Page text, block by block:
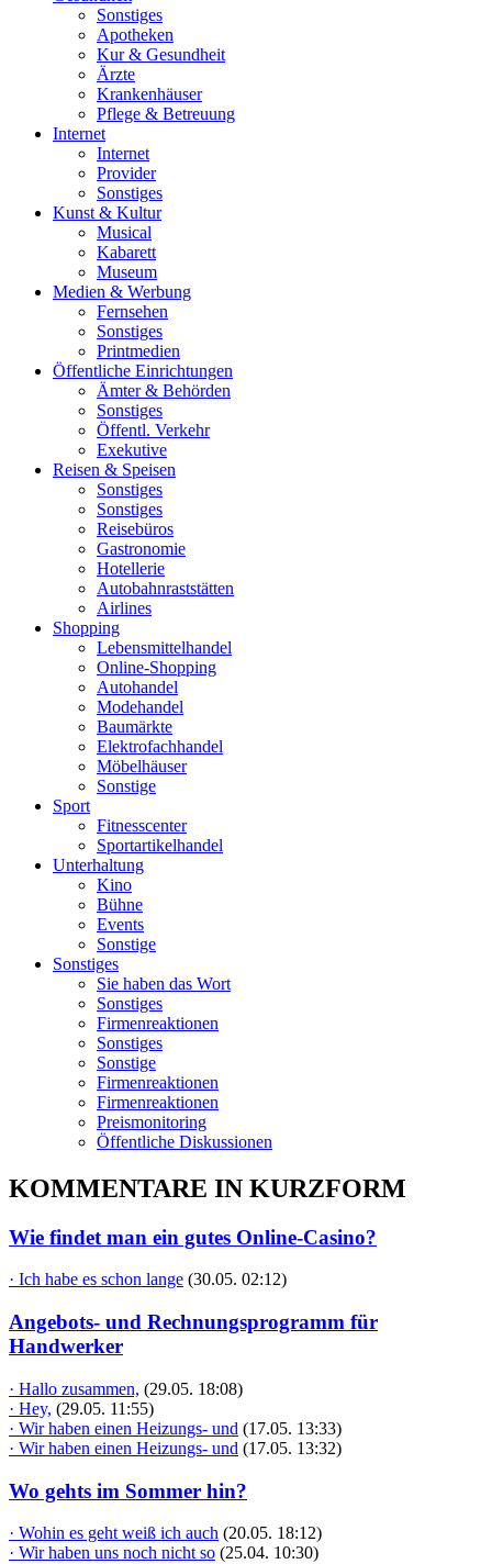
Sonstiges
Apotheken
Kur & Gesundheit
Ärzte
Krankenhäuser
Pflege & Betreuung
Internet
Internet
Provider
Sonstiges
Kunst & Kultur
Musical
Kabarett
Museum
Medien & Werbung
Fernsehen
Sonstiges
Printmedien
Öffentliche Einrichtungen
Ämter & Behörden
Sonstiges
Öffentl. Verkehr
Exekutive
Reisen & Speisen
Sonstiges
Sonstiges
Reisebüros
Gastronomie
Hotellerie
Autobahnraststätten
Airlines
Shopping
Lebensmittelhandel
Online-Shopping
Autohandel
Modehandel
Baumärkte
Elektrofachhandel
Möbelhäuser
Sonstige
Sport
Fitnesscenter
Sportartikelhandel
Unterhaltung
Kino
Bühne
Events
Sonstige
Sonstiges
Sie haben das Wort
Sonstiges
Firmenreaktionen
Sonstiges
Sonstige
Firmenreaktionen
Firmenreaktionen
Preismonitoring
Öffentliche Diskussionen
KOMMENTARE IN KURZFORM
Wie findet man ein gutes Online-Casino?
· Ich habe es schon lange (30.05. 02:12)
Angebots- und Rechnungsprogramm für
Handwerker
· Hallo zusammen, (29.05. 18:08)
· Hey, (29.05. 11:55)
· Wir haben einen Heizungs- und (17.05. 13:33)
· Wir haben einen Heizungs- und (17.05. 13:32)
Wo gehts im Sommer hin?
· Wohin es geht weiß ich auch (20.05. 18:12)
· Wir haben uns noch nicht so (25.04. 10:30)